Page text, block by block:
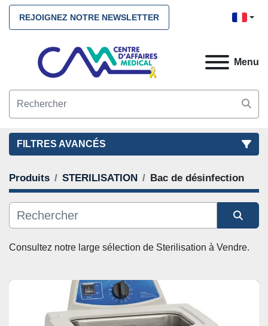
REJOIGNEZ NOTRE NEWSLETTER
Menu
FILTRES AVANCÉS
FILTRES (2) NETTOYEZ TOUS
STERILISATION
CATÉGORIE
Produits STERILISATION Bac de désinfection
Trier par
Consultez notre large sélection de Sterilisation à Vendre.